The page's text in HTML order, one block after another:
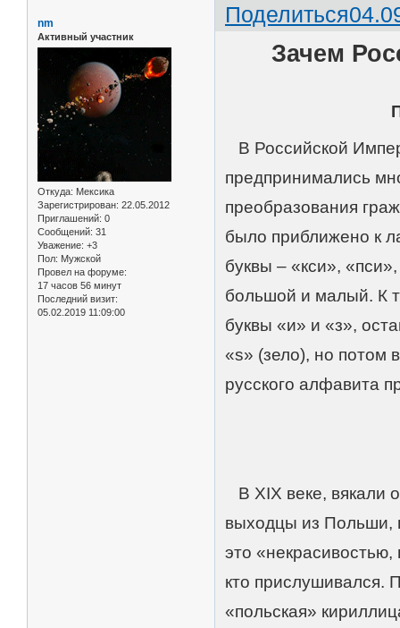
Поделиться
nm
Активный участник
Откуда: Мексика
Зарегистрирован: 22.05.2012
Приглашений: 0
Сообщений: 31
Уважение: +3
Пол: Мужской
Провел на форуме:
17 часов 56 минут
Последний визит:
05.02.2019 11:09:00
Зачем
В Российской
предпринимались
преобразования
было приближено к
буквы – «кси»,
большой и малый. К
буквы «и» и «з»,
«s» (зело), но потом
русского алфавита
В XIX веке, вякали
выходцы из Польши,
это
кто
«польская»